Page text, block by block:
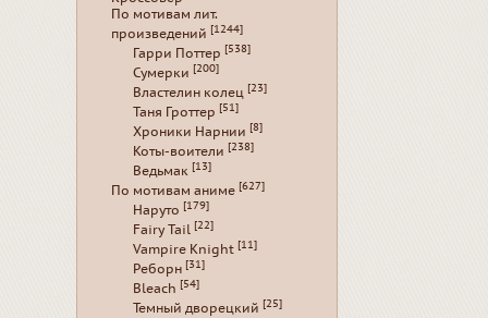
По мотивам лит.
произведений [1244]
Гарри Поттер [538]
Сумерки [200]
Властелин колец [23]
Таня Гроттер [51]
Хроники Нарнии [8]
Коты-воители [238]
Ведьмак [13]
По мотивам аниме [627]
Наруто [179]
Fairy Tail [22]
Vampire Knight [11]
Реборн [31]
Bleach [54]
Темный дворецкий [25]